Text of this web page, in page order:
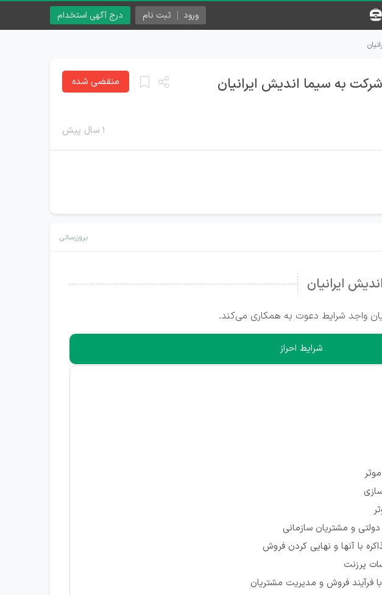
درج آگهی استخدام ورود ثبت نام
۱ سال پیش
منقضی شده
بروزرسانی
ایرانیان
واجد شرایط دعوت به همکاری می‌کند.
شرایط احراز
و مشتریان سازمانی
با آنها و نهایی کردن فروش
پرزنت
فرآیند فروش و مدیریت مشتریان